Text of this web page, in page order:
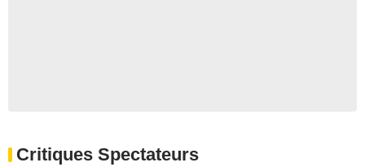
Critiques Spectateurs